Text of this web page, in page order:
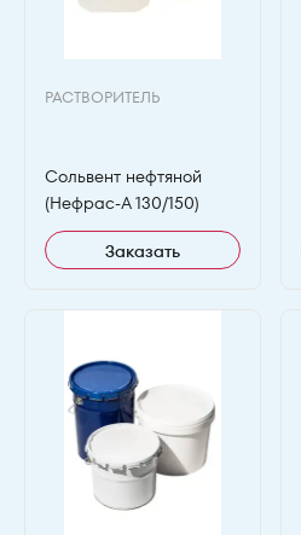
РАСТВОРИТЕЛЬ
Сольвент нефтяной
(Нефрас-А 130/150)
Заказать